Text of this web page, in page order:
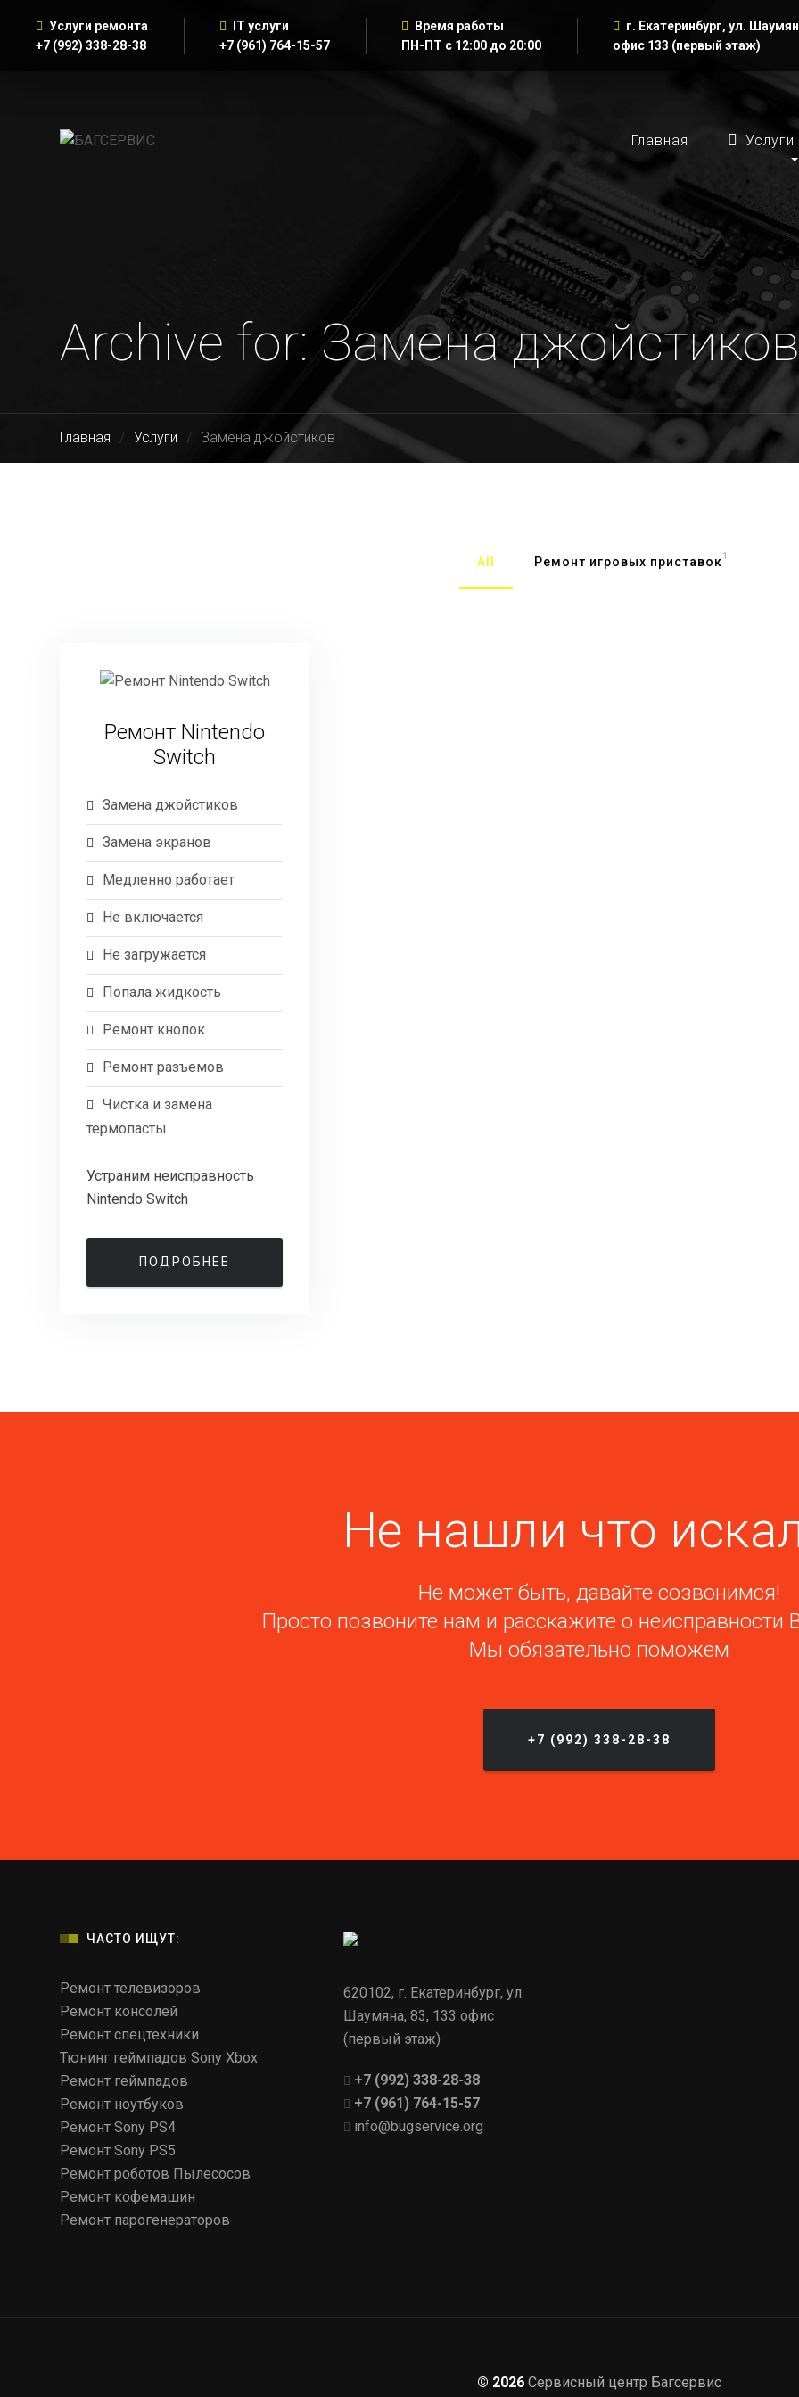
Услуги ремонта
+7 (992) 338-28-38
IT услуги
+7 (961) 764-15-57
Время работы
ПН-ПТ с 12:00 до 20:00
г. Екатеринбург, ул.
офис 133 (первый этаж)
Главная
Archive for: Замена
Главная Услуги Замена джойстиков
All Ремонт игровых приставок1
Ремонт Nintendo
Switch
Замена джойстиков
Замена экранов
Медленно работает
Не включается
Не загружается
Попала жидкость
Ремонт кнопок
Ремонт разъемов
Чистка и замена
термопасты
Устраним неисправность
Nintendo Switch
ПОДРОБНЕЕ
Не нашли что
Не может быть, давайте созвонимся!
Просто позвоните нам и расскажите о неисправности
Мы обязательно поможем
+7 (992) 338-28-38
ЧАСТО ИЩУТ:
Ремонт телевизоров
Ремонт консолей
Ремонт спецтехники
Тюнинг геймпадов Sony Xbox
Ремонт геймпадов
Ремонт ноутбуков
Ремонт Sony PS4
Ремонт Sony PS5
Ремонт роботов Пылесосов
Ремонт кофемашин
Ремонт парогенераторов
620102, г. Екатеринбург, ул.
Шаумяна, 83, 133 офис
(первый этаж)
+7 (992) 338-28-38
+7 (961) 764-15-57
info@bugservice.org
© 2026 Сервисный центр Багсервис